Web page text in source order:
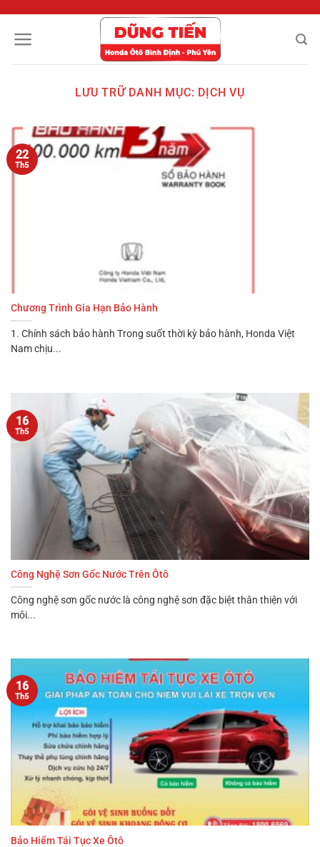
nội
LƯU TRỮ DANH MỤC: DỊCH VỤ
Chương Trình Gia Hạn Bảo Hành
1. Chính sách bảo hành Trong suốt thời kỳ bảo hành, Honda Việt
Nam chịu...
22
Th5
Công Nghệ Sơn Gốc Nước Trên Ôtô
Công nghệ sơn gốc nước là công nghệ sơn đặc biệt thân thiện với
môi...
16
Th5
Bảo Hiểm Tái Tục Xe Ôtô
16
Th5